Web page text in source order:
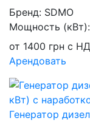
Бренд: SDMO
Мощность (кВт):
от 1400 грн с
Арендовать
Генератор